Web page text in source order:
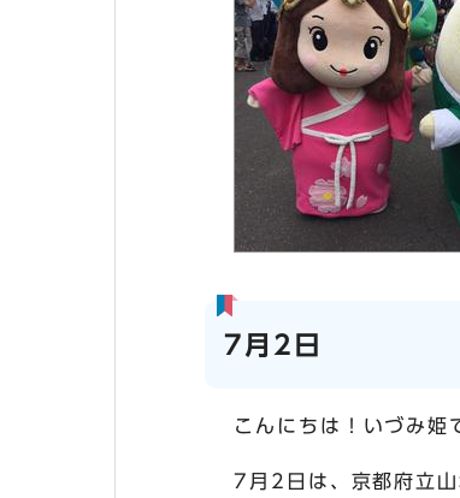
7月2日
こんにちは！いづみ姫
7月2日は、京都府立山